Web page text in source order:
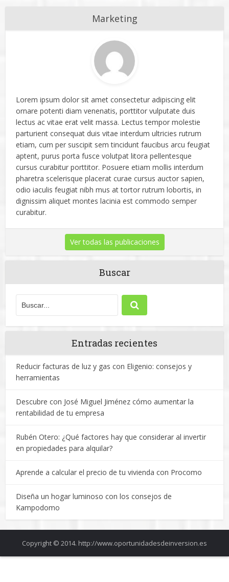
Marketing
Lorem ipsum dolor sit amet consectetur adipiscing elit
ornare potenti diam venenatis, porttitor vulputate duis
lectus ac vitae erat velit massa. Lectus tempor molestie
parturient consequat duis vitae interdum ultricies rutrum
etiam, cum per suscipit sem tincidunt faucibus arcu feugiat
aptent, purus porta fusce volutpat litora pellentesque
cursus curabitur porttitor. Posuere etiam mollis interdum
pharetra scelerisque placerat curae cursus auctor sapien,
odio iaculis feugiat nibh mus at tortor rutrum lobortis, in
dignissim aliquet montes lacinia est commodo semper
curabitur.
Ver todas las publicaciones
Buscar
Entradas recientes
Reducir facturas de luz y gas con Eligenio: consejos y
herramientas
Descubre con José Miguel Jiménez cómo aumentar la
rentabilidad de tu empresa
Rubén Otero: ¿Qué factores hay que considerar al invertir
en propiedades para alquilar?
Aprende a calcular el precio de tu vivienda con Procomo
Diseña un hogar luminoso con los consejos de
Kampodomo
Copyright © 2014. http://www.oportunidadesdeinversion.es